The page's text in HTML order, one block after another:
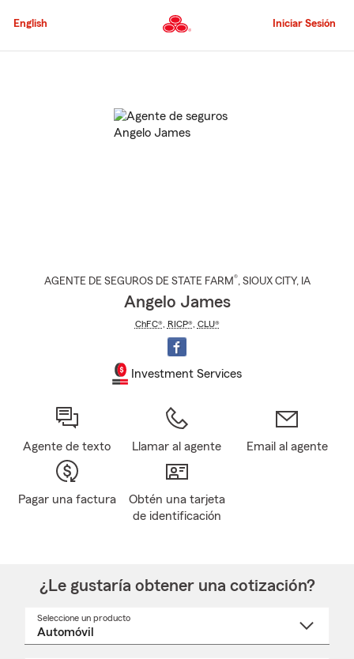
al
principal
English Iniciar Sesión
AGENTE DE SEGUROS DE STATE FARM®, SIOUX CITY, IA
Angelo James
ChFC®, RICP®, CLU®
Investment Services
Agente de texto Llamar al agente Email al agente
Pagar una factura
Obtén una tarjeta
de identificación
¿Le gustaría obtener una cotización?
Seleccione un producto